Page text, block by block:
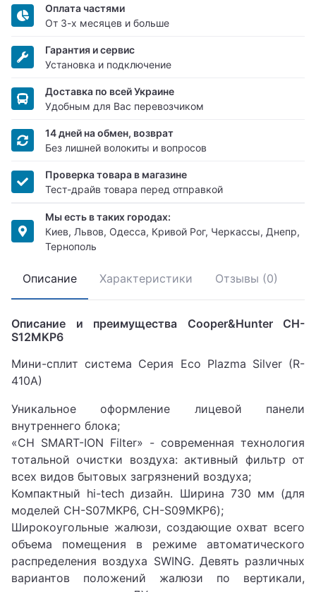
Оплата частями
От 3-х месяцев и больше
Гарантия и сервис
Установка и подключение
Доставка по всей Украине
Удобным для Вас перевозчиком
14 дней на обмен, возврат
Без лишней волокиты и вопросов
Проверка товара в магазине
Тест-драйв товара перед отправкой
Мы есть в таких городах:
Киев, Львов, Одесса, Кривой Рог, Черкассы, Днепр,
Тернополь
Описание Характеристики Отзывы (0)
Описание и преимущества Cooper&Hunter СH-
S12MKP6
Мини-сплит система Cерия Eco Plazma Silver (R-
410A)
Уникальное оформление лицевой панели
внутреннего блока;
«CH SMART-ION Filter» - современная технология
тотальной очистки воздуха: активный фильтр от
всех видов бытовых загрязнений воздуха;
Компактный hi-tech дизайн. Ширина 730 мм (для
моделей CH-S07MKP6, CH-S09MKP6);
Широкоугольные жалюзи, создающие охват всего
объема помещения в режиме автоматического
распределения воздуха SWING. Девять различных
вариантов положений жалюзи по вертикали,